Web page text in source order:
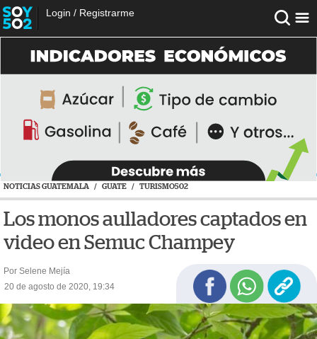
Login / Registrarme
NOTICIAS GUATEMALA / GUATE / TURISMO502
Los monos aulladores captados en
video en Semuc Champey
Por Selene Mejía
20 de agosto de 2020, 19:34